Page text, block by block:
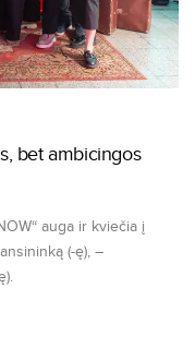
bet ambicingos
auga ir kviečia į
(-ę), –